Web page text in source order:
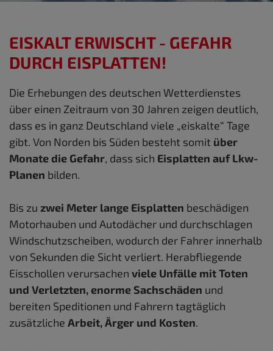
EISKALT ERWISCHT - GEFAHR
DURCH EISPLATTEN!
Die Erhebungen des deutschen Wetterdienstes
über einen Zeitraum von 30 Jahren zeigen deutlich,
dass es in ganz Deutschland viele „eiskalte“ Tage
gibt. Von Norden bis Süden besteht somit über
Monatedie Gefahr, dass sich Eisplatten auf Lkw-
Planen bilden.
Bis zu zwei Meter lange Eisplatten beschädigen
Motorhauben und Autodächer und durchschlagen
Windschutzscheiben, wodurch der Fahrer innerhalb
von Sekunden die Sicht verliert. Herabfliegende
Eisschollen verursachen viele Unfälle mit Toten
und Verletzten, enorme Sachschäden und
bereiten Speditionen und Fahrern tagtäglich
zusätzliche Arbeit, Ärger und Kosten.